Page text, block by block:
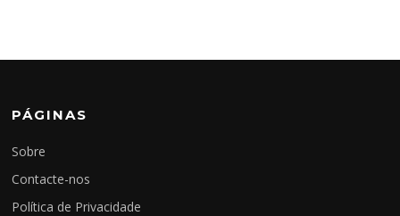
PÁGINAS
Sobre
Contacte-nos
Política de Privacidade